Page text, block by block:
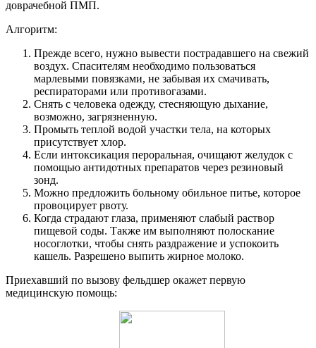
доврачебной ПМП.
Алгоритм:
Прежде всего, нужно вывести пострадавшего на свежий
воздух. Спасителям необходимо пользоваться
марлевыми повязками, не забывая их смачивать,
респираторами или противогазами.
Снять с человека одежду, стесняющую дыхание,
возможно, загрязненную.
Промыть теплой водой участки тела, на которых
присутствует хлор.
Если интоксикация пероральная, очищают желудок с
помощью антидотных препаратов через резиновый
зонд.
Можно предложить больному обильное питье, которое
провоцирует рвоту.
Когда страдают глаза, применяют слабый раствор
пищевой соды. Также им выполняют полоскание
носоглотки, чтобы снять раздражение и успокоить
кашель. Разрешено выпить жирное молоко.
Приехавший по вызову фельдшер окажет первую
медицинскую помощь: